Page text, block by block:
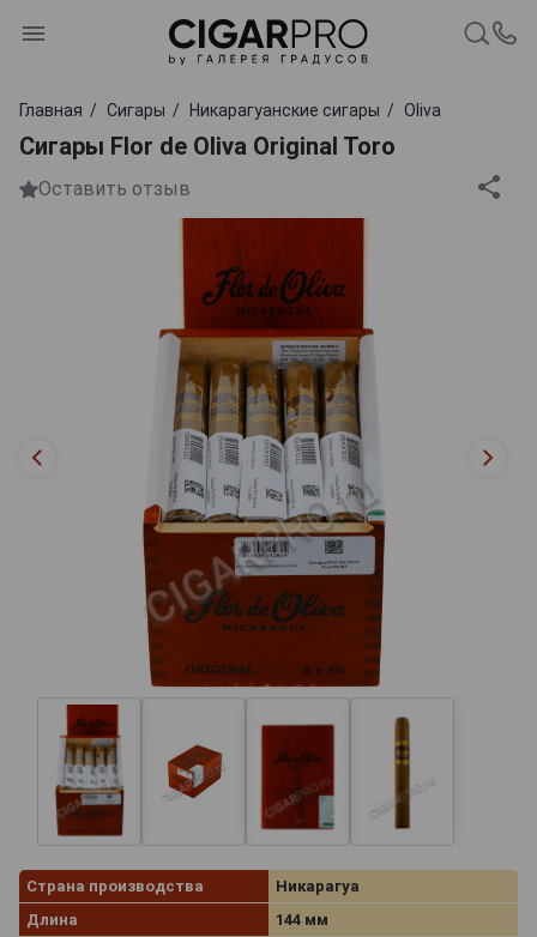
Главная Сигары Никарагуанские сигары Oliva
Сигары Flor de Oliva Original Toro
Оставить отзыв
Страна производства
Никарагуа
Длина
144 мм